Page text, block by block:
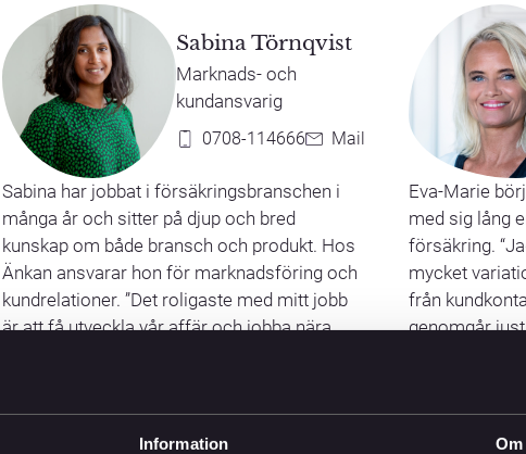
Information Om
Sabina Törnqvist
Marknads- och
kundansvarig
0708-114666 Mail
Sabina har jobbat i försäkringsbranschen i
många år och sitter på djup och bred
kunskap om både bransch och produkt. Hos
Änkan ansvarar hon för marknadsföring och
kundrelationer. ”Det roligaste med mitt jobb
är att få utveckla vår affär och jobba nära
Eva-Marie
med sig lång
försäkring.
mycket
från
genomgår just